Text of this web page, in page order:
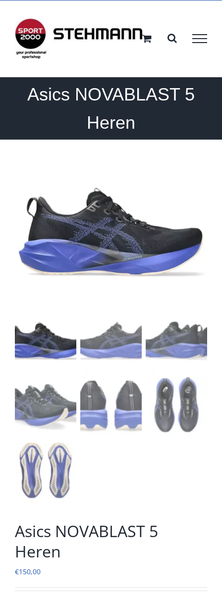
inhoud
Asics NOVABLAST 5
Heren
Asics NOVABLAST 5
Heren
€150,00